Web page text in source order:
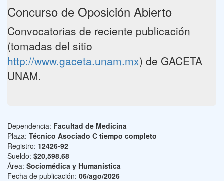
Concurso de Oposición Abierto
Convocatorias de reciente publicación
(tomadas del sitio
http://www.gaceta.unam.mx) de GACETA
UNAM.
Dependencia: Facultad de Medicina
Plaza: Técnico Asociado C tiempo completo
Registro: 12426-92
Sueldo: $20,598.68
Área: Sociomédica y Humanística
Fecha de publicación: 06/ago/2026